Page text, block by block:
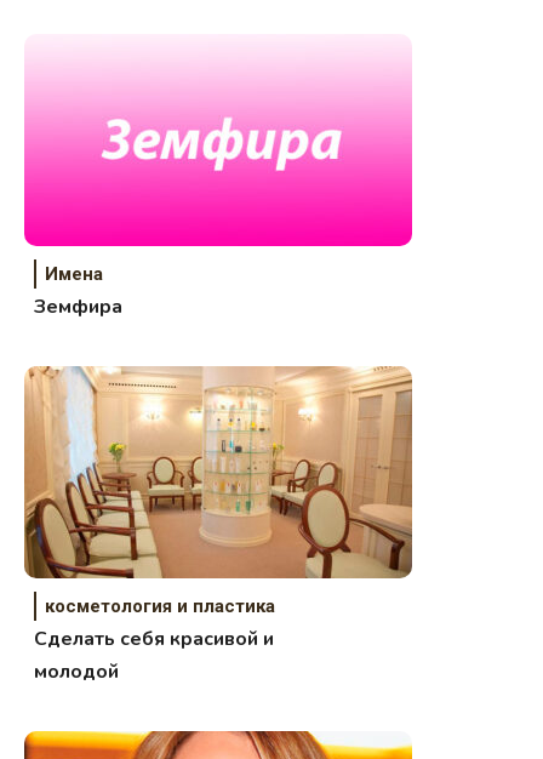
Имена
Земфира
косметология и пластика
Сделать себя красивой и
молодой